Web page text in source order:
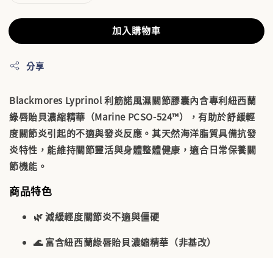
加入購物車
分享
Blackmores Lyprinol 利筋諾風濕關節膠囊內含專利紐西蘭
綠唇貽貝濃縮精華（Marine PCSO-524™），有助於舒緩輕
度關節炎引起的不適與發炎反應。其天然海洋脂質具備抗發
炎特性，能維持關節靈活與身體整體健康，適合日常保養關
節機能。
商品特色
🌿減緩輕度關節炎不適與僵硬
🌊富含紐西蘭綠唇貽貝濃縮精華（非基改）